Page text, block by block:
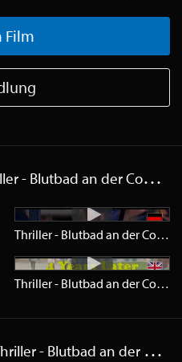
Film
- Blutbad an der Compton High
Trailer HD Thriller - Blutbad an der Compton High
Trailer HD Thriller - Blutbad an der Compton High
- Blutbad an der Compton High